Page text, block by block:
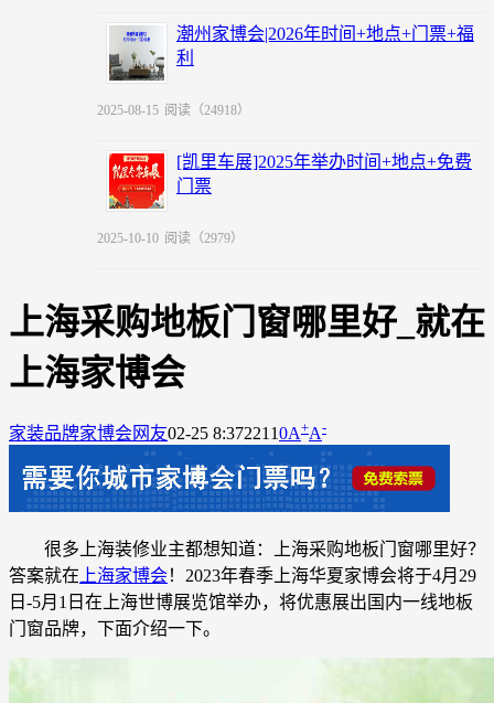
潮州家博会|2026年时间+地点+门票+福
利
2025-08-15 阅读（24918）
[凯里车展]2025年举办时间+地点+免费
门票
2025-10-10 阅读（2979）
上海采购地板门窗哪里好_就在
上海家博会
家装品牌家博会网友02-25 8:3722110A+A-
很多上海装修业主都想知道：上海采购地板门窗哪里好？
答案就在 上海家博会！2023年春季上海华夏家博会将于4月29
日-5月1日在上海世博展览馆举办，将优惠展出国内一线地板
门窗品牌，下面介绍一下。